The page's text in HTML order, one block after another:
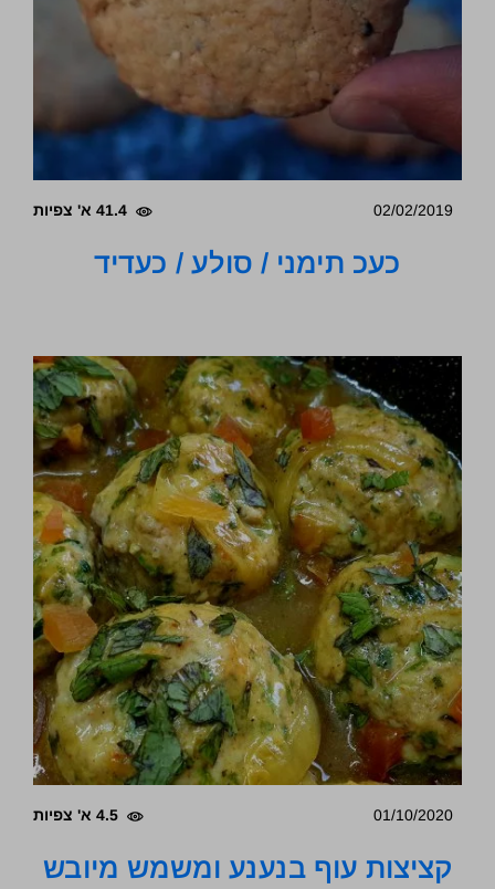
02/02/2019 41.4 א' צפיות
כעכ תימני / סולע / כעדיד
01/10/2020 4.5 א' צפיות
קציצות עוף בנענע ומשמש מיובש